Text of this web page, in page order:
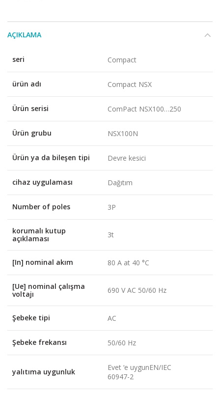
AÇIKLAMA
seri Compact
ürün adı Compact NSX
Ürün serisi ComPact NSX100…250
Ürün grubu NSX100N
Ürün ya da bileşen tipi Devre kesici
cihaz uygulaması Dağıtım
Number of poles 3P
korumalı kutup
açıklaması
3t
[In] nominal akım 80 A at 40 °C
[Ue] nominal çalışma
voltajı
690 V AC 50/60 Hz
Şebeke tipi AC
Şebeke frekansı 50/60 Hz
yalıtıma uygunluk
Evet ‘e uygunEN/IEC
60947-2